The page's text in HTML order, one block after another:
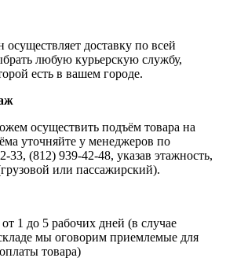
доставку по всей
любую курьерскую службу,
есть в вашем городе.
осуществить подъём товара на
уточняйте у менеджеров по
33, (812) 939-42-48, указав этажность,
или пассажирский).
1 до 5 рабочих дней (в случае
мы оговорим приемлемые для
товара)